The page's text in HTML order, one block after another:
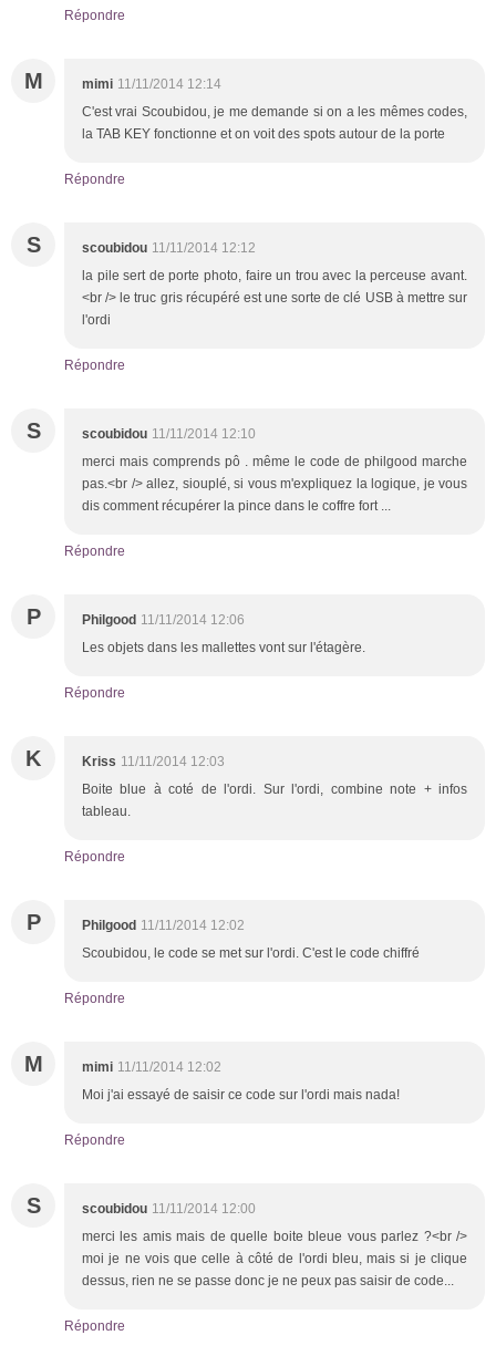
Répondre
M mimi 11/11/2014 12:14
C'est vrai Scoubidou, je me demande si on a les mêmes codes,
la TAB KEY fonctionne et on voit des spots autour de la porte
Répondre
S scoubidou 11/11/2014 12:12
la pile sert de porte photo, faire un trou avec la perceuse avant.
<br /> le truc gris récupéré est une sorte de clé USB à mettre sur
l'ordi
Répondre
S scoubidou 11/11/2014 12:10
merci mais comprends pô . même le code de philgood marche
pas.<br /> allez, siouplé, si vous m'expliquez la logique, je vous
dis comment récupérer la pince dans le coffre fort ...
Répondre
P Philgood 11/11/2014 12:06
Les objets dans les mallettes vont sur l'étagère.
Répondre
K Kriss 11/11/2014 12:03
Boite blue à coté de l'ordi. Sur l'ordi, combine note + infos
tableau.
Répondre
P Philgood 11/11/2014 12:02
Scoubidou, le code se met sur l'ordi. C'est le code chiffré
Répondre
M mimi 11/11/2014 12:02
Moi j'ai essayé de saisir ce code sur l'ordi mais nada!
Répondre
S scoubidou 11/11/2014 12:00
merci les amis mais de quelle boite bleue vous parlez ?<br />
moi je ne vois que celle à côté de l'ordi bleu, mais si je clique
dessus, rien ne se passe donc je ne peux pas saisir de code...
Répondre